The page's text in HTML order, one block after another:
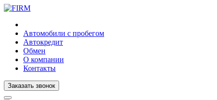
Автомобили с пробегом
Автокредит
Обмен
О компании
Контакты
Заказать звонок